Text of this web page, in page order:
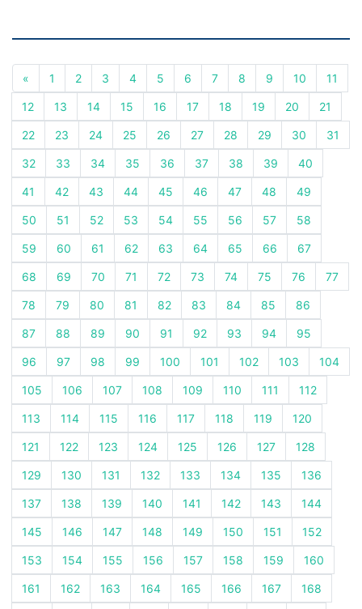
« 1 2 3 4 5 6 7 8 9 10 11
12 13 14 15 16 17 18 19 20 21
22 23 24 25 26 27 28 29 30 31
32 33 34 35 36 37 38 39 40
41 42 43 44 45 46 47 48 49
50 51 52 53 54 55 56 57 58
59 60 61 62 63 64 65 66 67
68 69 70 71 72 73 74 75 76 77
78 79 80 81 82 83 84 85 86
87 88 89 90 91 92 93 94 95
96 97 98 99 100 101 102 103 104
105 106 107 108 109 110 111 112
113 114 115 116 117 118 119 120
121 122 123 124 125 126 127 128
129 130 131 132 133 134 135 136
137 138 139 140 141 142 143 144
145 146 147 148 149 150 151 152
153 154 155 156 157 158 159 160
161 162 163 164 165 166 167 168